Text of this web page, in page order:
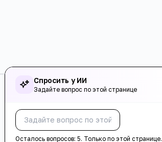
Спросить у ИИ
Задайте вопрос по этой странице
Осталось вопросов:5. Только по этой странице.